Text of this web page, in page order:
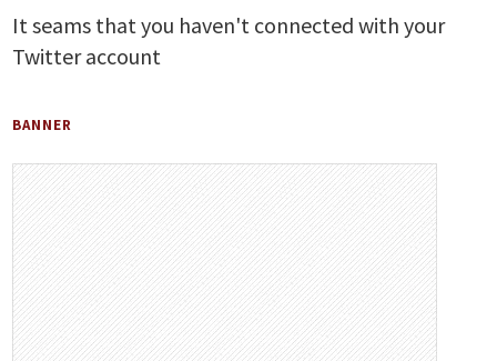
It seams that you haven't connected with your
Twitter account
BANNER